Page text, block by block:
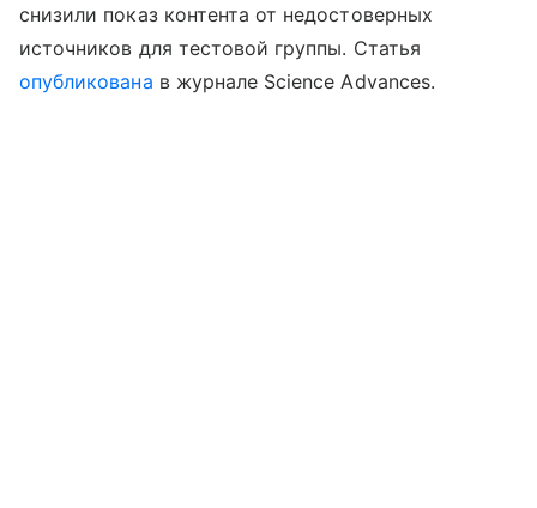
снизили показ контента от недостоверных
источников для тестовой группы. Статья
опубликована в журнале Science Advances.